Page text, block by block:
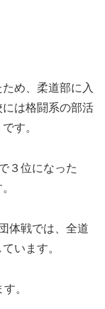
め、柔道部に入
は格闘系の部活
す。
３位になった
体戦では、全道
います。
。